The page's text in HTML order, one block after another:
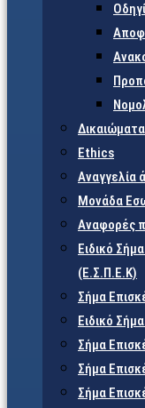
Ethics
Αναγγελία
Μονάδα
Αναφορές
Ειδικό
(Ε.Σ.Π.Ε.Κ)
Σήμα
Ειδικό
Σήμα
Σήμα
Σήμα